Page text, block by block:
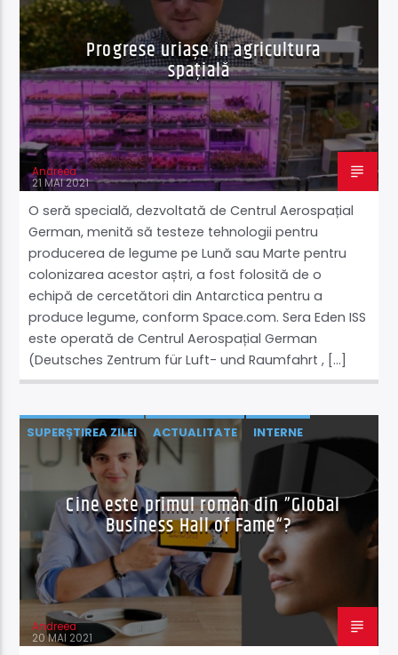
EXTERNE
NATURĂ ȘI MEDIU ȘTIINȚĂ ŞI TEHNOLOGIE
Progrese uriașe în agricultura
spațială
Andreea
21 MAI 2021
O seră specială, dezvoltată de Centrul Aerospațial
German, menită să testeze tehnologii pentru
producerea de legume pe Lună sau Marte pentru
colonizarea acestor aștri, a fost folosită de o
echipă de cercetători din Antarctica pentru a
produce legume, conform Space.com. Sera Eden ISS
este operată de Centrul Aerospațial German
(Deutsches Zentrum für Luft- und Raumfahrt , […]
SUPERȘTIREA ZILEI ACTUALITATE
INTERNE
ȘTIINȚĂ ŞI TEHNOLOGIE
Cine este primul român din ”Global
Business Hall of Fame“?
Andreea
20 MAI 2021